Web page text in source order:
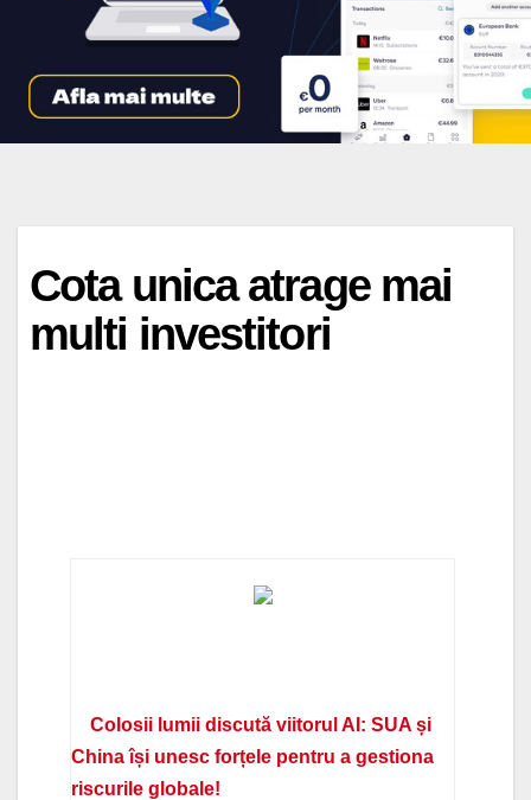
Cota unica atrage mai
multi investitori
Colosii lumii discută viitorul AI: SUA și
China își unesc forțele pentru a gestiona
riscurile globale!